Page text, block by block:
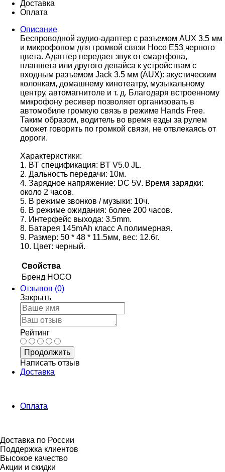
Доставка
Оплата
Описание
Беспроводной аудио-адаптер с разъемом AUX 3.5 мм
и микрофоном для громкой связи Hoco E53 черного
цвета. Адаптер передает звук от смартфона,
планшета или другого девайса к устройствам с
входным разъемом Jack 3.5 мм (AUX): акустическим
колонкам, домашнему кинотеатру, музыкальному
центру, автомагнитоле и т. д. Благодаря встроенному
микрофону ресивер позволяет организовать в
автомобиле громкую связь в режиме Hands Free.
Таким образом, водитель во время езды за рулем
сможет говорить по громкой связи, не отвлекаясь от
дороги.
Характеристики:
1. BT спецификация: BT V5.0 JL.
2. Дальность передачи: 10м.
4. Зарядное напряжение: DC 5V. Время зарядки:
около 2 часов.
5. В режиме звонков / музыки: 10ч.
6. В режиме ожидания: более 200 часов.
7. Интерфейс выхода: 3.5mm.
8. Батарея 145mAh класс A полимерная.
9. Размер: 50 * 48 * 11.5мм, вес: 12.6г.
10. Цвет: черный.
Свойства
Бренд HOCO
Отзывов (0)
Закрыть
Рейтинг
Продолжить
Написать отзыв
Доставка
Оплата
Доставка по России
Поддержка клиентов
Высокое качество
Акции и скидки